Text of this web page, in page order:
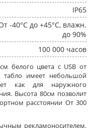
IP65
-40°C до +45°C, влажн.
до 90%
100 000 часов
белого цвета c USB от
табло имеет небольшой
как для наружного
Высота 80см позволит
расстоянии От 300
рекламоносителем.